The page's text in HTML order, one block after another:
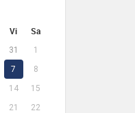
Vi Sa
31
1
7
8
14
15
21
22